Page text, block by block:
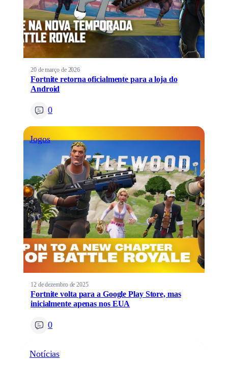
20 de março de 2026
Fortnite retorna oficialmente para a loja do
Android
0
Jogos
12 de dezembro de 2025
Fortnite volta para a Google Play Store, mas
inicialmente apenas nos EUA
0
Notícias